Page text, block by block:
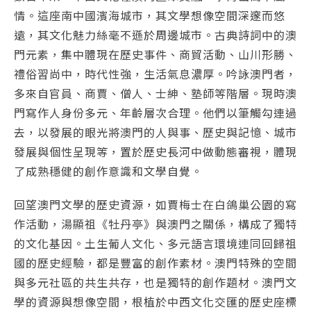
情。這座南中國濱海城市，其文學想像空間深邃而悠
遠，其文化魅力絲毫不遜於周邊城市。古典詩詞中的澳
門元素，集中體現在歷史事件、商貿活動、山川形勝、
禮俗習尚中，時代性強，生活氣息濃厚。吟詠澳門者，
多來自官員、商賈、僧人、士紳、塾師等階層。現時澳
門寫作人身份多元、年齡層次合理。他們以筆觸勾連過
去，以發展的眼光將澳門的人與事、歷史與記憶、城市
發展與個性呈現等，置於歷史長河中做動態審視，體現
了成熟穩健的創作意識和文學自覺。
回望澳門文學的歷史資源，如賈梅士在白鴿巢公園的寫
作活動，湯顯祖《牡丹亭》與澳門之關係，構成了獨特
的文化基因。土生葡人文化、多元語言環境連同回歸祖
國的歷史經驗，都是豐富的創作素材。澳門特殊的空間
與多元社區的共生共存，也是獨特的創作題材。澳門文
學的資源與想像空間，根植於中西文化交匯的歷史座標